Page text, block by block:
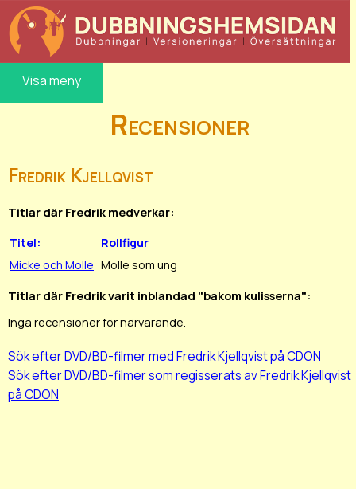
Visa meny
Recensioner
Fredrik Kjellqvist
Titlar där Fredrik medverkar:
Titel:
Rollfigur
Micke och Molle Molle som ung
Titlar där Fredrik varit inblandad "bakom kulisserna":
Inga recensioner för närvarande.
Sök efter DVD/BD-filmer med Fredrik Kjellqvist på CDON
Sök efter DVD/BD-filmer som regisserats av Fredrik Kjellqvist
på CDON